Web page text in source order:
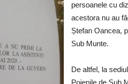
persoanele cu
acestora nu au
Ștefan Oancea,
Sub Munte.
De altfel, la
Poienile de Sub